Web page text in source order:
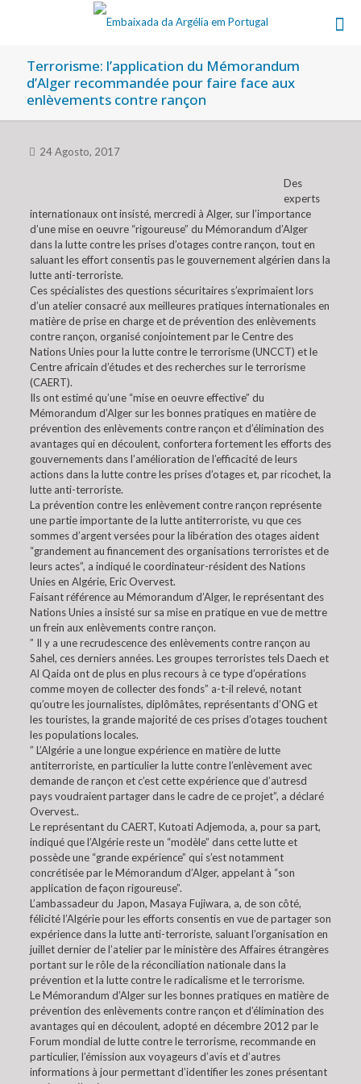
Terrorisme: l’application du Mémorandum
d’Alger recommandée pour faire face aux
enlèvements contre rançon
24 Agosto, 2017
Des
experts
internationaux ont insisté, mercredi à Alger, sur l’importance
d’une mise en oeuvre “rigoureuse” du Mémorandum d’Alger
dans la lutte contre les prises d’otages contre rançon, tout en
saluant les effort consentis pas le gouvernement algérien dans la
lutte anti-terroriste.
Ces spécialistes des questions sécuritaires s’exprimaient lors
d’un atelier consacré aux meilleures pratiques internationales en
matière de prise en charge et de prévention des enlèvements
contre rançon, organisé conjointement par le Centre des
Nations Unies pour la lutte contre le terrorisme (UNCCT) et le
Centre africain d’études et des recherches sur le terrorisme
(CAERT).
Ils ont estimé qu’une “mise en oeuvre effective” du
Mémorandum d’Alger sur les bonnes pratiques en matière de
prévention des enlèvements contre rançon et d’élimination des
avantages qui en découlent, confortera fortement les efforts des
gouvernements dans l’amélioration de l’efficacité de leurs
actions dans la lutte contre les prises d’otages et, par ricochet, la
lutte anti-terroriste.
La prévention contre les enlèvement contre rançon représente
une partie importante de la lutte antiterroriste, vu que ces
sommes d’argent versées pour la libération des otages aident
“grandement au financement des organisations terroristes et de
leurs actes”, a indiqué le coordinateur-résident des Nations
Unies en Algérie, Eric Overvest.
Faisant référence au Mémorandum d’Alger, le représentant des
Nations Unies a insisté sur sa mise en pratique en vue de mettre
un frein aux enlèvements contre rançon.
” Il y a une recrudescence des enlèvements contre rançon au
Sahel, ces derniers années. Les groupes terroristes tels Daech et
Al Qaida ont de plus en plus recours à ce type d’opérations
comme moyen de collecter des fonds” a-t-il relevé, notant
qu’outre les journalistes, diplômâtes, représentants d’ONG et
les touristes, la grande majorité de ces prises d’otages touchent
les populations locales.
” L’Algérie a une longue expérience en matière de lutte
antiterroriste, en particulier la lutte contre l’enlèvement avec
demande de rançon et c’est cette expérience que d’autresd
pays voudraient partager dans le cadre de ce projet”, a déclaré
Overvest..
Le représentant du CAERT, Kutoati Adjemoda, a, pour sa part,
indiqué que l’Algérie reste un “modèle” dans cette lutte et
possède une “grande expérience” qui s’est notamment
concrétisée par le Mémorandum d’Alger, appelant à “son
application de façon rigoureuse”.
L’ambassadeur du Japon, Masaya Fujiwara, a, de son côté,
félicité l’Algérie pour les efforts consentis en vue de partager son
expérience dans la lutte anti-terroriste, saluant l’organisation en
juillet dernier de l’atelier par le ministère des Affaires étrangères
portant sur le rôle de la réconciliation nationale dans la
prévention et la lutte contre le radicalisme et le terrorisme.
Le Mémorandum d’Alger sur les bonnes pratiques en matière de
prévention des enlèvements contre rançon et d’élimination des
avantages qui en découlent, adopté en décembre 2012 par le
Forum mondial de lutte contre le terrorisme, recommande en
particulier, l’émission aux voyageurs d’avis et d’autres
informations à jour permettant d’identifier les zones présentant